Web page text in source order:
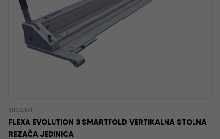
STROJEVI
FLEXA EVOLUTION 3 SMARTFOLD VERTIKALNA STOLNA
REZAČA JEDINICA